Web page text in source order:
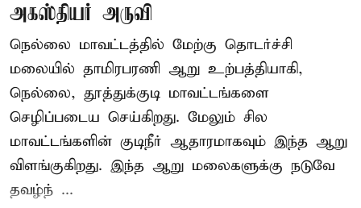
அகஸ்தியர் அருவி
நெல்லை மாவட்டத்தில் மேற்கு தொடர்ச்சி
மலையில் தாமிரபரணி ஆறு உற்பத்தியாகி,
நெல்லை, தூத்துக்குடி மாவட்டங்களை
செழிப்படைய செய்கிறது. மேலும் சில
மாவட்டங்களின் குடிநீர் ஆதாரமாகவும் இந்த ஆறு
விளங்குகிறது. இந்த ஆறு மலைகளுக்கு நடுவே
தவழ்ந் ...